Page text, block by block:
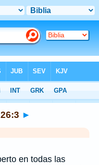
►
en todas las